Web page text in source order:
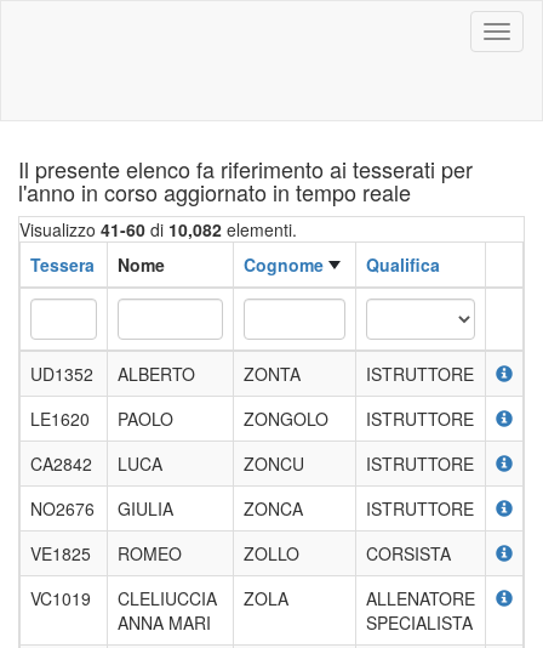
Il presente elenco fa riferimento ai tesserati per
l'anno in corso aggiornato in tempo reale
Visualizzo 41-60 di 10,082 elementi.
Tessera
Nome Cognome Qualifica
UD1352 ALBERTO ZONTA
ISTRUTTORE
LE1620
PAOLO ZONGOLO
ISTRUTTORE
CA2842
LUCA ZONCU
ISTRUTTORE
NO2676
GIULIA ZONCA
ISTRUTTORE
VE1825
ROMEO ZOLLO
CORSISTA
VC1019
CLELIUCCIA
ANNA MARI
ZOLA
ALLENATORE
SPECIALISTA